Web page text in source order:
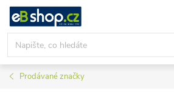
Přejít
obsah
Prodávané značky